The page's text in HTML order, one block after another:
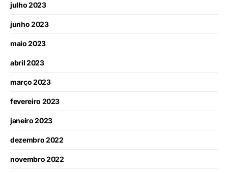
julho 2023
junho 2023
maio 2023
abril 2023
março 2023
fevereiro 2023
janeiro 2023
dezembro 2022
novembro 2022